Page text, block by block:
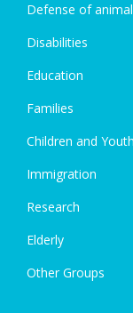
Defense of
Disabilities
Education
Families
Children and Youth
Immigration
Research
Elderly
Other Groups